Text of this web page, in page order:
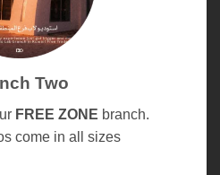
Two
ourFREE ZONEbranch.
come in all sizes.